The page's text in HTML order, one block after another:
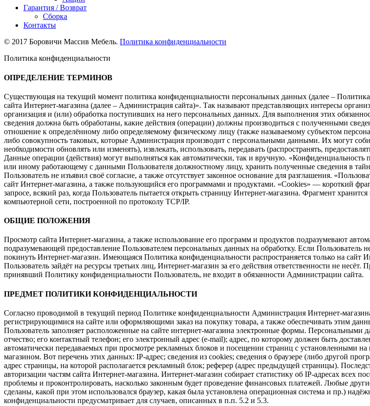
Гарантия / Возврат
Сборка
Контакты
© 2017 Боровичи Массив Мебель. Политика конфиденциальности
Политика конфиденциальности
ОПРЕДЕЛЕНИЕ ТЕРМИНОВ
Существующая на текущий момент политика конфиденциальности персональных данных (далее –
сайта Интернет-магазина (далее – Администрация сайта)». Так называют представляющих интересы
организация и (или) обработка поступивших на него персональных данных. Для выполнения этих
сведения должна быть обработаны, какие действия (операции) должны производиться с полученными
отношение к определённому либо определяемому физическому лицу (также называемому субъектом
либо совокупность таковых, которые Администрация производит с персональными данными. Их могут
необходимости обновлять или изменять), извлекать, использовать, передавать (распространять,
Данные операции (действия) могут выполняться как автоматически, так и вручную.
или иному работающему с данными Пользователя должностному лицу, хранить полученные сведения в
Пользователь не изъявил своё согласие, а также отсутствует законное основание для разглашения.
сайт Интернет-магазина, а также пользующийся его программами и продуктами. «Cookies» — короткий
запросе, всякий раз, когда Пользователь пытается открыть страницу Интернет-магазина. Фрагмент
компьютерной сети, построенной по протоколу TCP/IP.
ОБЩИЕ ПОЛОЖЕНИЯ
Просмотр сайта Интернет-магазина, а также использование его программ и продуктов подразумевают
подразумевающей предоставление Пользователем персональных данных на обработку. Если
покинуть Интернет-магазин. Имеющаяся Политика конфиденциальности распространяется только на сайт
Пользователь зайдёт на ресурсы третьих лиц, Интернет-магазин за его действия ответственности не
принявший Политику конфиденциальности Пользователь, не входит в обязанности Администрации сайта.
ПРЕДМЕТ ПОЛИТИКИ КОНФИДЕНЦИАЛЬНОСТИ
Согласно проводимой в текущий период Политике конфиденциальности Администрация Интернет-
регистрирующимися на сайте или оформляющими заказ на покупку товара, а также обеспечивать этим
Пользователь заполняет расположенные на сайте интернет-магазина электронные формы.
отчество; его контактный телефон; его электронный адрес (e-mail); адрес, по которому должен быть
автоматически передаваемых при просмотре рекламных блоков и посещении страниц с установленными
магазином. Вот перечень этих данных: IP-адрес; сведения из cookies; сведения о браузере (либо другой
адрес страницы, на которой располагается рекламный блок; реферер (адрес предыдущей страницы).
авторизации частям сайта Интернет-магазина. Интернет-магазин собирает статистику об IP-адресах
проблемы и проконтролировать, насколько законным будет проведение финансовых платежей. Любые
сделаны, какой при этом использовался браузер, какая была установлена операционная система и пр.)
конфиденциальности предусматривает для случаев, описанных в п.п. 5.2 и 5.3.